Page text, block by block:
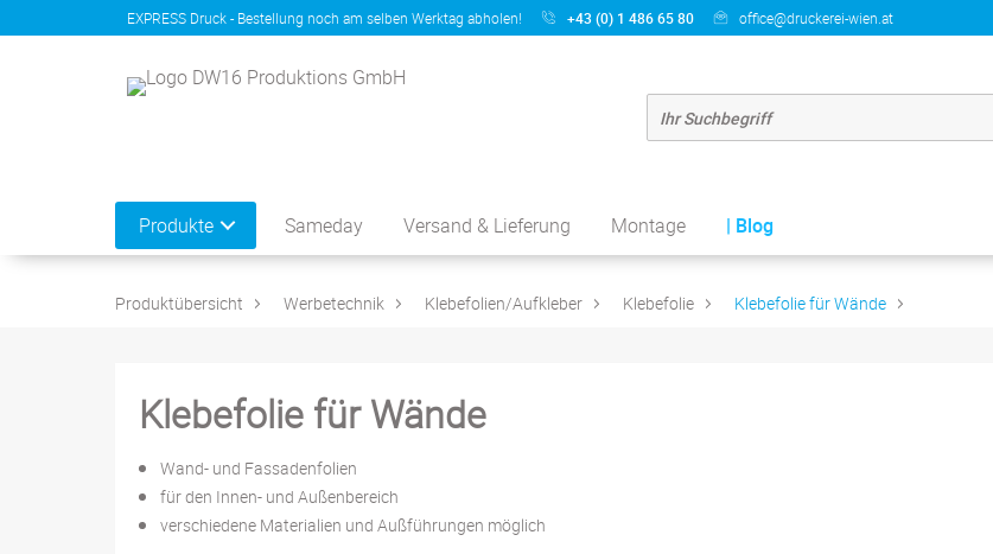
EXPRESS Druck - Bestellung noch am selben Werktag abholen! +43 (0) 1 486 65 80 office@druckerei-wien.at
Produkte Sameday Versand & Lieferung Montage | Blog
Produktübersicht Werbetechnik Klebefolien/Aufkleber Klebefolie Klebefolie für Wände
Klebefolie für Wände
Wand- und Fassadenfolien
für den Innen- und Außenbereich
verschiedene Materialien und Außführungen möglich